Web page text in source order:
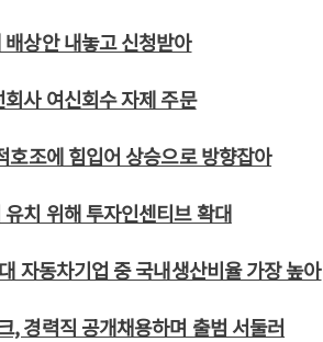
상안 내놓고 신청받아
사 여신회수 자제 주문
조에 힘입어 상승으로 방향잡아
치 위해 투자인센티브 확대
자동차기업 중 국내생산비율 가장 높아
경력직 공개채용하며 출범 서둘러